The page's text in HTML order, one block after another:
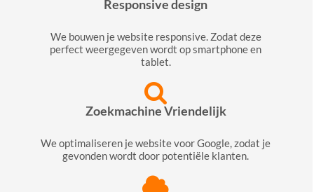
Responsive design
We bouwen je website responsive. Zodat deze
perfect weergegeven wordt op smartphone en
tablet.
Zoekmachine Vriendelijk
We optimaliseren je website voor Google, zodat je
gevonden wordt door potentiële klanten.